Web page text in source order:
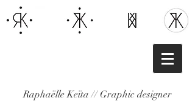
Raphaëlle Keïta // Graphic designer